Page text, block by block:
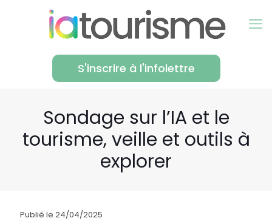
S'inscrire à l'infolettre
Sondage sur l’IA et le
tourisme, veille et outils à
explorer
Publié le 24/04/2025